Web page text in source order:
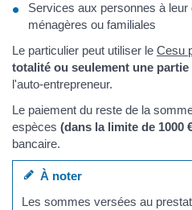
Services aux personnes à
ménagères ou familiales
Le particulier peut utiliser le Cesu
totalité ou seulement une partie
l'auto-entrepreneur.
Le paiement du reste de la
espèces (dans la limite de 1000
bancaire.
À noter
Les sommes versées au